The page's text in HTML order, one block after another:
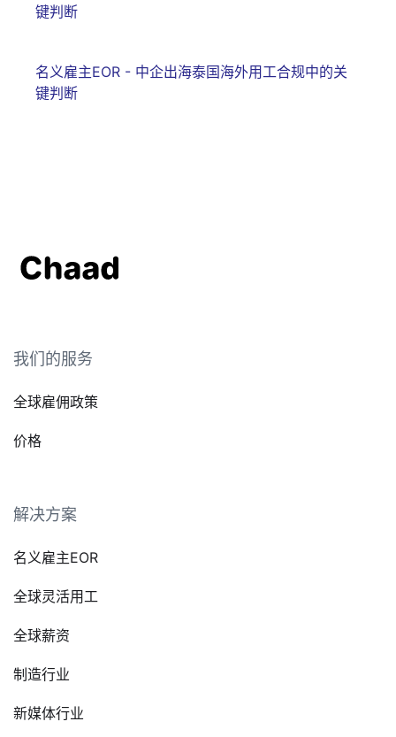
键判断
名义雇主EOR - 中企出海泰国海外用工合规中的关
键判断
我们的服务
全球雇佣政策
价格
解决方案
名义雇主EOR
全球灵活用工
全球薪资
制造行业
新媒体行业